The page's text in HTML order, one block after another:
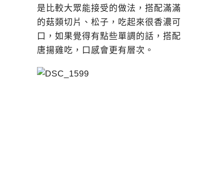
是比較大眾能接受的做法，搭配滿滿
的菇類切片、松子，吃起來很香濃可
口，如果覺得有點些單調的話，搭配
唐揚雞吃，口感會更有層次。